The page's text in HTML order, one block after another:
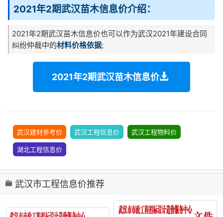
2021年2期武汉苗木信息价介绍：
2021年2期武汉苗木信息价也可以作为武汉2021年建设合同
纠纷仲裁中的材料价格依据;
2021年2期武汉苗木信息价
武汉建材参考价 武汉工程信息价 武汉工程物料价
湖北工程信息价
武汉市工程信息价推荐